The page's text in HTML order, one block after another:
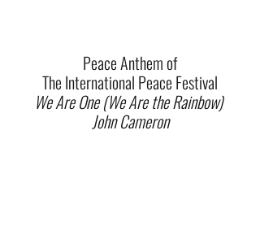
Peace Anthem of
The International Peace Festival
We Are One (We Are the Rainbow)
John Cameron